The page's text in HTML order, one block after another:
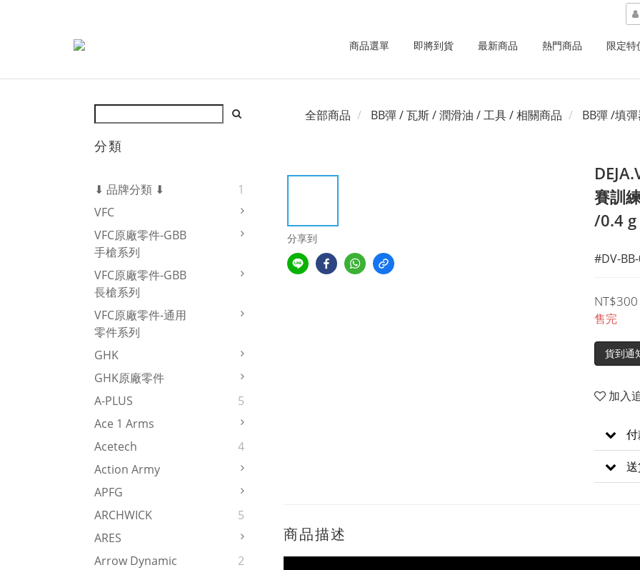
商品選單 即將到貨 最新商品 熱門商品 限定特
分類
⬇ 品牌分類 ⬇
1
VFC
VFC原廠零件-GBB
手槍系列
VFC原廠零件-GBB
長槍系列
VFC原廠零件-通用
零件系列
GHK
GHK原廠零件
A-PLUS
5
Ace 1 Arms
Acetech
4
Action Army
APFG
ARCHWICK
5
ARES
Arrow Dynamic
2
全部商品 BB彈 / 瓦斯 / 潤滑油 / 工具 / 相關商品 BB彈 /填
分享到
賽訓
/0.4 g
#DV-
NT$300
售完
貨到通
加入
商品描述